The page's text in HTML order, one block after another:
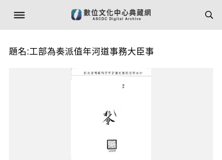
題名:工部為奏派值年河道事務大臣事